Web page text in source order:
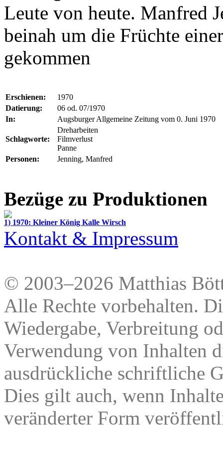
Leute von heute. Manfred
beinah um die Früchte
gekommen
Erschienen:
1970
Datierung:
06 od. 07/1970
In:
Augsburger Allgemeine Zeitung vom 0. Juni 1970
Schlagworte:
Dreharbeiten
Filmverlust
Panne
Personen:
Jenning, Manfred
Bezüge zu Produktionen
1) 1970: Kleiner König Kalle Wirsch
Kontakt & Impressum
© 2003–2026 Matthias
Alle Rechte vorbehalten.
Wiedergabe, Verbreitung
Verwendung von Inhalten
ausdrückliche schriftliche
Dies gilt auch, wenn
veränderter Form